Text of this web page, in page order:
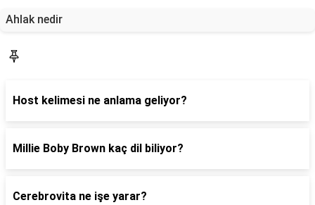
Ahlak nedir
Host kelimesi ne anlama geliyor?
Millie Boby Brown kaç dil biliyor?
Cerebrovita ne işe yarar?